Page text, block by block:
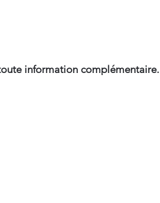
information complémentaire.